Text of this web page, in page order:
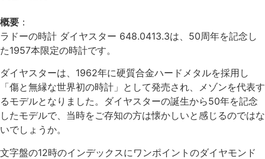
概要 ：
ラドーの時計 ダイヤスター 648.0413.3は、50周年を記念し
た1957本限定の時計です。
ダイヤスターは、1962年に硬質合金ハードメタルを採用し
「傷と無縁な世界初の時計」として発売され、メゾンを代表す
るモデルとなりました。ダイヤスターの誕生から50年を記念
したモデルで、当時をご存知の方は懐かしいと感じるのではな
いでしょうか。
文字盤の12時のインデックスにワンポイントのダイヤモンド